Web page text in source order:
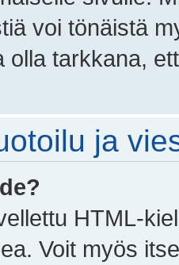
voi tönäistä
olla tarkkana,
ja
HTML-
Voit myös